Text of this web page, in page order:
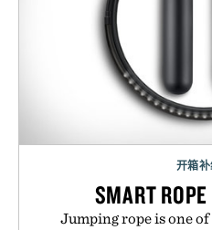
开箱
SMART
Jumping rope is one